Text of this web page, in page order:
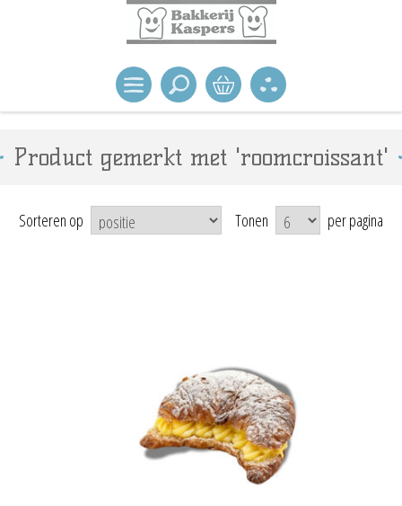
Product gemerkt met 'roomcroissant'
Sorteren op Tonen per pagina